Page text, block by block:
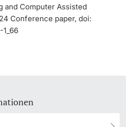
and Computer Assisted
Conference paper, doi: